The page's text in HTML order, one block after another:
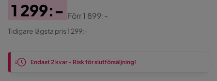
Pris
1 299:-
Original
Pris
Förr1 899:-
Tidigare lägsta pris 1 299:-
Endast 2 kvar - Risk för slutförsäljning!